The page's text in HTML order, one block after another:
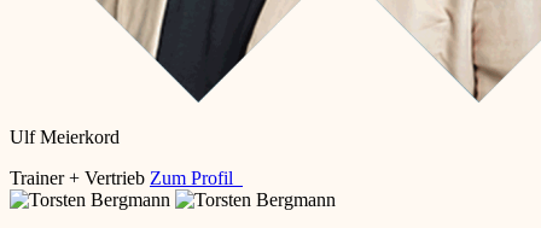
Ulf Meierkord
Trainer + Vertrieb Zum Profil